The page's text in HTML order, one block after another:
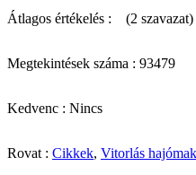
Átlagos értékelés : (2 szavazat)
Megtekintések száma : 93479
Kedvenc : Nincs
Rovat : Cikkek, Vitorlás